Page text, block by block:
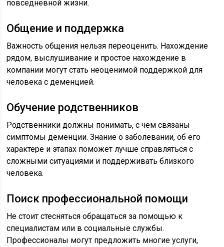
повседневной жизни.
Общение и поддержка
Важность общения нельзя переоценить. Нахождение
рядом, выслушивание и простое нахождение в
компании могут стать неоценимой поддержкой для
человека с деменцией.
Обучение родственников
Родственники должны понимать, с чем связаны
симптомы деменции. Знание о заболевании, об его
характере и этапах поможет лучше справляться с
сложными ситуациями и поддерживать близкого
человека.
Поиск профессиональной помощи
Не стоит стесняться обращаться за помощью к
специалистам или в социальные службы.
Профессионалы могут предложить многие услуги,